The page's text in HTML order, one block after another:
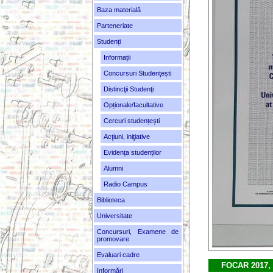
Baza materială
Parteneriate
Studenți
Informații
Concursuri Studenţești
Distincţii Studenţi
Opționale/facultative
Cercuri studențești
Acţiuni, iniţiative
Evidența studenților
Alumni
Radio Campus
Biblioteca
Universitate
Concursuri, Examene de
promovare
Evaluari cadre
Informări
FOCAR 2017,